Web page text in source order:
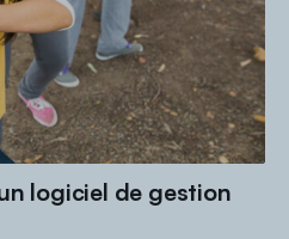
logiciel de gestion